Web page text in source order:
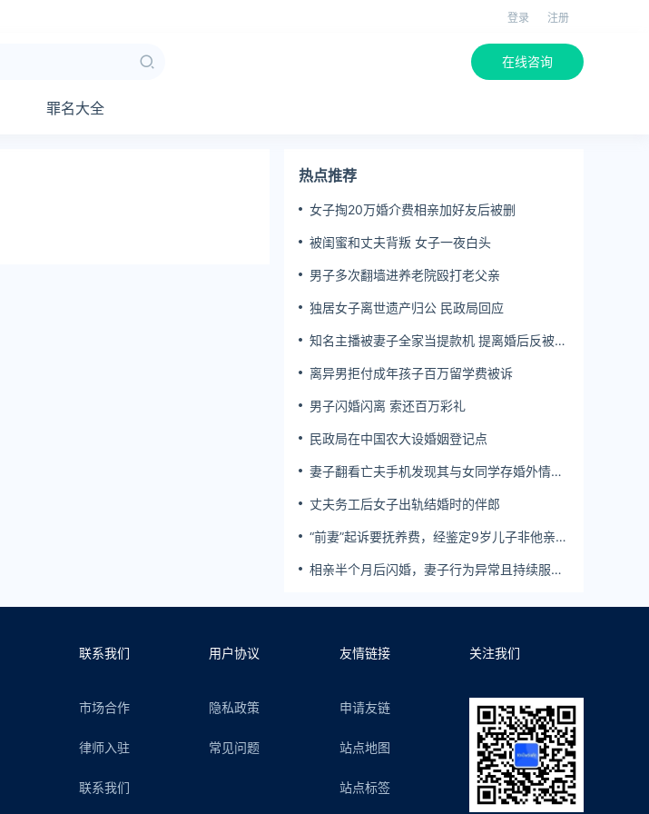
登录 注册
在线咨询
罪名大全
热点推荐
女子掏20万婚介费相亲加好友后被删
被闺蜜和丈夫背叛 女子一夜白头
男子多次翻墙进养老院殴打老父亲
独居女子离世遗产归公 民政局回应
知名主播被妻子全家当提款机 提离婚后反被对
离异男拒付成年孩子百万留学费被诉
男子闪婚闪离 索还百万彩礼
民政局在中国农大设婚姻登记点
妻子翻看亡夫手机发现其与女同学存婚外情，
丈夫务工后女子出轨结婚时的伴郎
“前妻”起诉要抚养费，经鉴定9岁儿子非他亲
相亲半个月后闪婚，妻子行为异常且持续服
病，撤销两人婚姻关系
联系我们
市场合作
律师入驻
联系我们
用户协议
隐私政策
常见问题
友情链接
申请友链
站点地图
站点标签
关注我们